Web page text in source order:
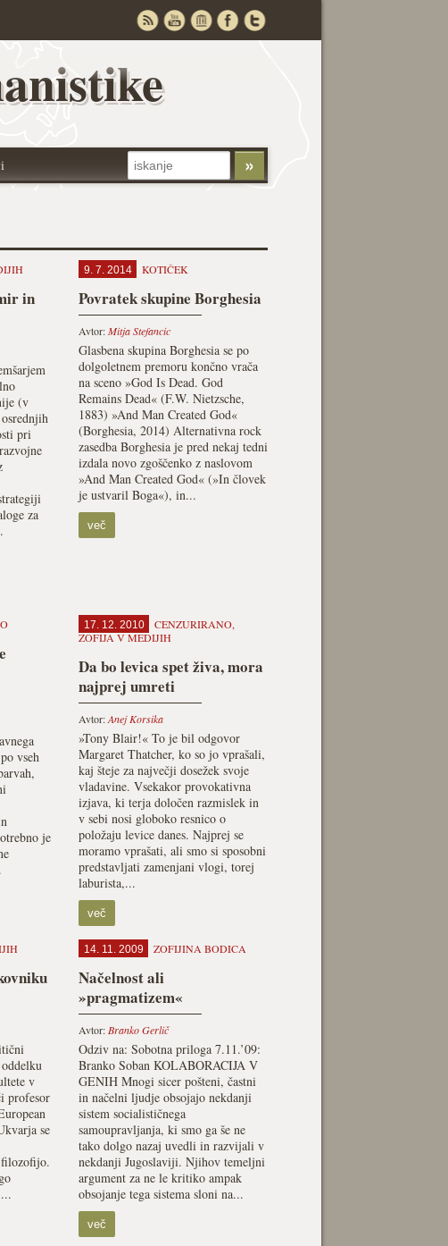
in
(v
pri
za
9. 7. 2014 KOTIČEK
Povratek skupine Borghesia
Avtor:Mitja Stefancic
Glasbena skupina Borghesia se po
dolgoletnem premoru končno vrača
na sceno »God Is Dead. God
Remains Dead« (F.W. Nietzsche,
1883) »And Man Created God«
(Borghesia, 2014) Alternativna rock
zasedba Borghesia je pred nekaj tedni
izdala novo zgoščenko z naslovom
»And Man Created God« (»In človek
je ustvaril Boga«), in...
več
vseh
je
17. 12. 2010 CENZURIRANO,
ZOFIJA V MEDIJIH
Da bo levica spet živa, mora
najprej umreti
Avtor:Anej Korsika
»Tony Blair!« To je bil odgovor
Margaret Thatcher, ko so jo vprašali,
kaj šteje za največji dosežek svoje
vladavine. Vsekakor provokativna
izjava, ki terja določen razmislek in
v sebi nosi globoko resnico o
položaju levice danes. Najprej se
moramo vprašati, ali smo si sposobni
predstavljati zamenjani vlogi, torej
laburista,...
več
v
profesor
se
14. 11. 2009 ZOFIJINA BODICA
Načelnost ali
»pragmatizem«
Avtor: Branko Gerlič
Odziv na: Sobotna priloga 7.11.’09:
Branko Soban KOLABORACIJA V
GENIH Mnogi sicer pošteni, častni
in načelni ljudje obsojajo nekdanji
sistem socialističnega
samoupravljanja, ki smo ga še ne
tako dolgo nazaj uvedli in razvijali v
nekdanji Jugoslaviji. Njihov temeljni
argument za ne le kritiko ampak
obsojanje tega sistema sloni na...
več